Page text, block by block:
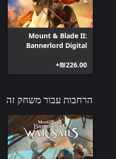
Mount & Blade II:
Bannerlord Digital
‪₪‎226.00‬+
הרחבות עבור משחק זה